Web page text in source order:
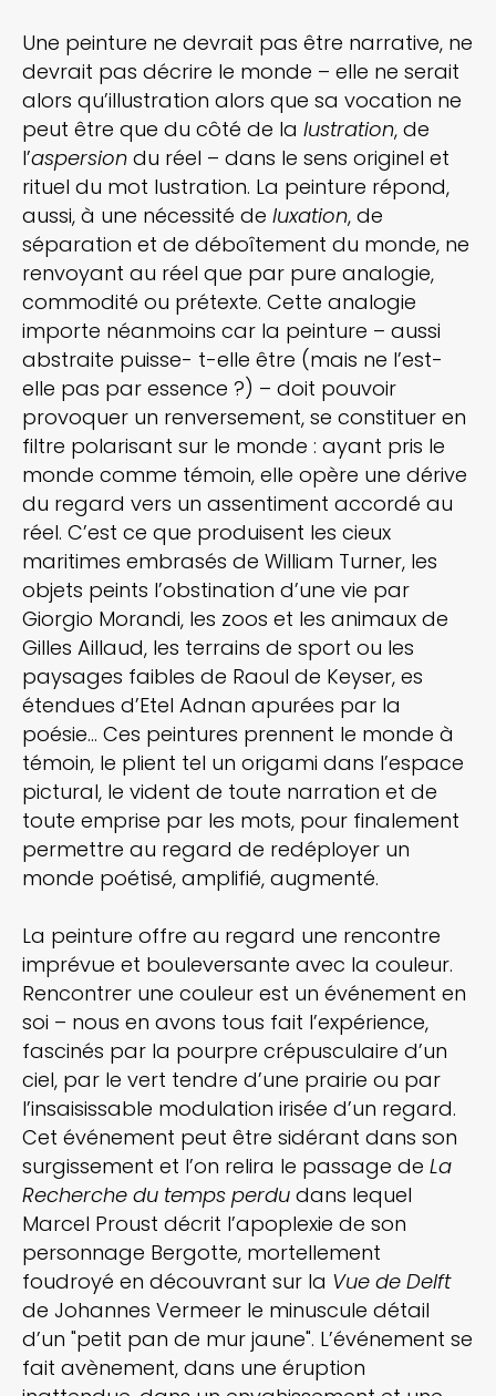
Une peinture ne devrait pas être narrative, ne
devrait pas décrire le monde – elle ne serait
alors qu’illustration alors que sa vocation ne
peut être que du côté de la lustration, de
l’aspersion du réel – dans le sens originel et
rituel du mot lustration. La peinture répond,
aussi, à une nécessité de luxation, de
séparation et de déboîtement du monde, ne
renvoyant au réel que par pure analogie,
commodité ou prétexte. Cette analogie
importe néanmoins car la peinture – aussi
abstraite puisse- t-elle être (mais ne l’est-
elle pas par essence ?) – doit pouvoir
provoquer un renversement, se constituer en
filtre polarisant sur le monde : ayant pris le
monde comme témoin, elle opère une dérive
du regard vers un assentiment accordé au
réel. C’est ce que produisent les cieux
maritimes embrasés de William Turner, les
objets peints l’obstination d’une vie par
Giorgio Morandi, les zoos et les animaux de
Gilles Aillaud, les terrains de sport ou les
paysages faibles de Raoul de Keyser, es
étendues d’Etel Adnan apurées par la
poésie... Ces peintures prennent le monde à
témoin, le plient tel un origami dans l’espace
pictural, le vident de toute narration et de
toute emprise par les mots, pour finalement
permettre au regard de redéployer un
monde poétisé, amplifié, augmenté.
La peinture offre au regard une rencontre
imprévue et bouleversante avec la couleur.
Rencontrer une couleur est un événement en
soi – nous en avons tous fait l’expérience,
fascinés par la pourpre crépusculaire d’un
ciel, par le vert tendre d’une prairie ou par
l’insaisissable modulation irisée d’un regard.
Cet événement peut être sidérant dans son
surgissement et l’on relira le passage de La
Recherche du temps perdu dans lequel
Marcel Proust décrit l’apoplexie de son
personnage Bergotte, mortellement
foudroyé en découvrant sur la Vue de Delft
de Johannes Vermeer le minuscule détail
d’un "petit pan de mur jaune". L’événement se
fait avènement, dans une éruption